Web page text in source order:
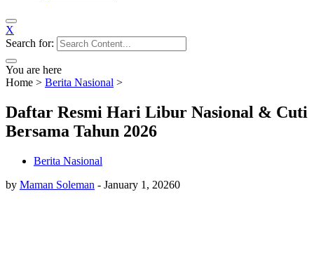
X
Search for:
You are here
Home > Berita Nasional >
Daftar Resmi Hari Libur Nasional & Cuti
Bersama Tahun 2026
Berita Nasional
by Maman Soleman - January 1, 20260